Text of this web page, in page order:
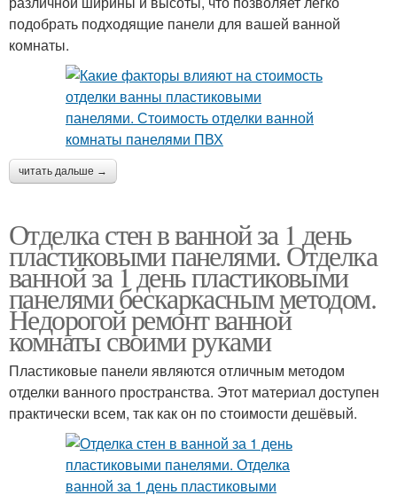
подобрать подходящие панели для вашей ванной
комнаты.
читать дальше →
Отделка стен в ванной за 1 день
пластиковыми панелями. Отделка
ванной за 1 день пластиковыми
панелями бескаркасным методом.
Недорогой ремонт ванной
комнаты своими руками
Пластиковые панели являются отличным методом
отделки ванного пространства. Этот материал доступен
практически всем, так как он по стоимости дешёвый.